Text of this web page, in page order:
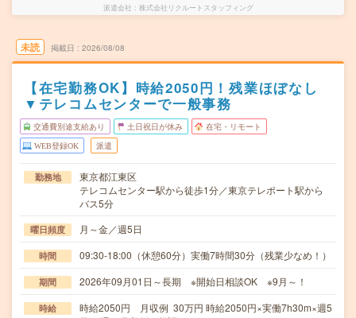
派遣会社 株式会社リクルートスタッフィング
未読 掲載日 2026/08/08
【在宅勤務OK】時給2050円！残業ほぼなし
▼テレコムセンターで一般事務
交通費別途支給あり 土日祝日が休み 在宅・リモート
WEB登録OK 派遣
勤務地
東京都江東区
テレコムセンター駅から徒歩1分／東京テレポート駅から
バス5分
曜日頻度 月～金／週5日
時間 09:30-18:00（休憩60分）実働7時間30分（残業少なめ！）
期間 2026年09月01日～長期 ※開始日相談OK ※9月～！
時給
時給2050円 月収例 30万円 時給2050円×実働7h30m×週5